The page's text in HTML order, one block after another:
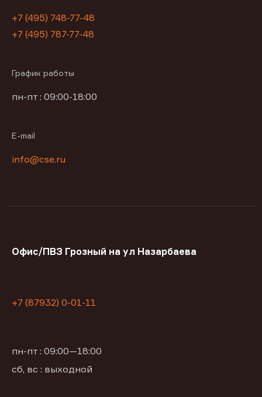
+7 (495) 748-77-48
+7 (495) 787-77-48
График работы
пн-пт : 09:00-18:00
E-mail
info@cse.ru
Офис/ПВЗ Грозный на ул Назарбаева
+7 (87932) 0-01-11
пн-пт : 09:00—18:00
сб, вс : выходной